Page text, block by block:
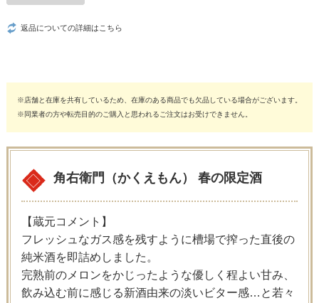
返品についての詳細はこちら
※店舗と在庫を共有しているため、在庫のある商品でも欠品している場合がございます。
※同業者の方や転売目的のご購入と思われるご注文はお受けできません。
角右衛門（かくえもん） 春の限定酒
【蔵元コメント】
フレッシュなガス感を残すように槽場で搾った直後の
純米酒を即詰めしました。
完熟前のメロンをかじったような優しく程よい甘み、
飲み込む前に感じる新酒由来の淡いビター感…と若々